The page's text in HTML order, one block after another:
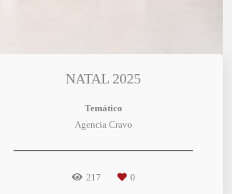
NATAL 2025
Temático
Agencia Cravo
217 0